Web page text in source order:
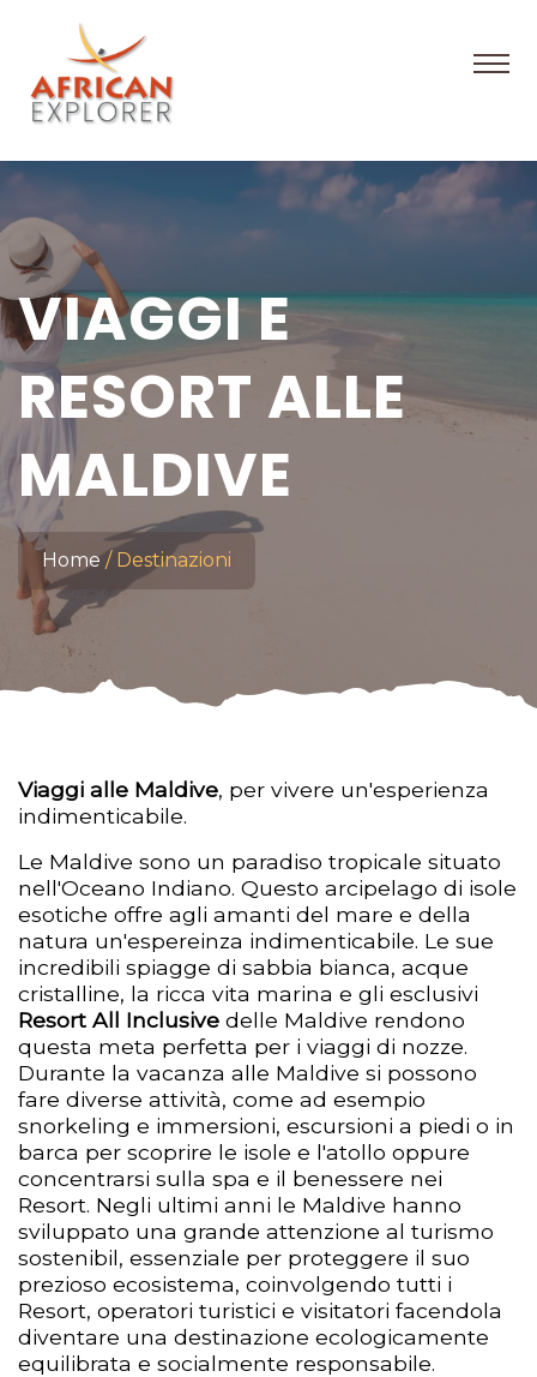
VIAGGI E
RESORT ALLE
MALDIVE
Home Destinazioni
Viaggi alle Maldive, per vivere un'esperienza
indimenticabile.
Le Maldive sono un paradiso tropicale situato
nell'Oceano Indiano. Questo arcipelago di isole
esotiche offre agli amanti del mare e della
natura un'espereinza indimenticabile. Le sue
incredibili spiagge di sabbia bianca, acque
cristalline, la ricca vita marina e gli esclusivi
Resort All Inclusive delle Maldive rendono
questa meta perfetta per i viaggi di nozze.
Durante la vacanza alle Maldive si possono
fare diverse attività, come ad esempio
snorkeling e immersioni, escursioni a piedi o in
barca per scoprire le isole e l'atollo oppure
concentrarsi sulla spa e il benessere nei
Resort. Negli ultimi anni le Maldive hanno
sviluppato una grande attenzione al turismo
sostenibil, essenziale per proteggere il suo
prezioso ecosistema, coinvolgendo tutti i
Resort, operatori turistici e visitatori facendola
diventare una destinazione ecologicamente
equilibrata e socialmente responsabile.